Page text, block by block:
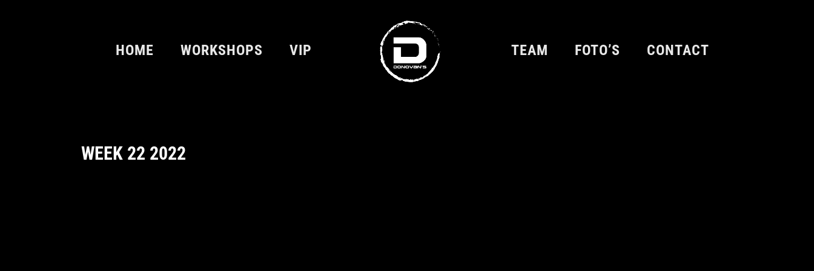
HOME WORKSHOPS VIP TEAM FOTO’S CONTACT
WEEK 22 2022